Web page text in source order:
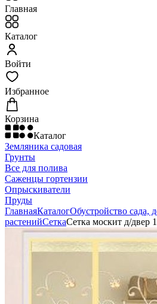
Главная
Каталог
Войти
Избранное
Корзина
Каталог
Земляника садовая
Грунты
Все для полива
Саженцы гортензии
Опрыскиватели
Пруды
ГлавнаяКаталогОбустройство сада,
растенийСеткаСетка москит д/двер